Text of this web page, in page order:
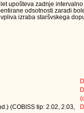
upošteva zadnje
odsotnosti zaradi
izraba staršvskega
(COBISS tip: 2.02, 2.03,